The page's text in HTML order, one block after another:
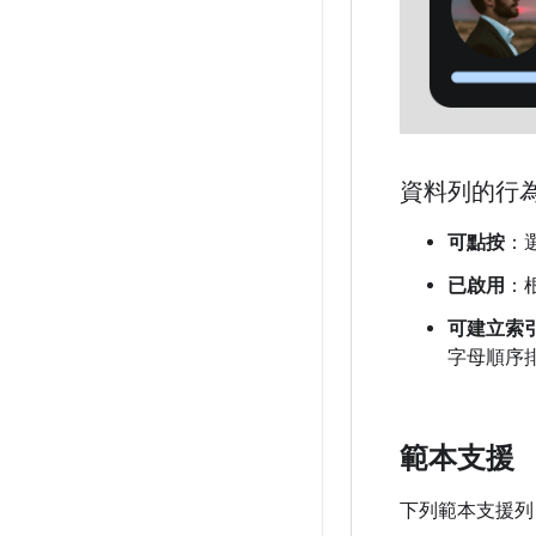
資料列的行
可點按 ：
已啟用
可建立索
字母順序
範本支援
下列範本支援